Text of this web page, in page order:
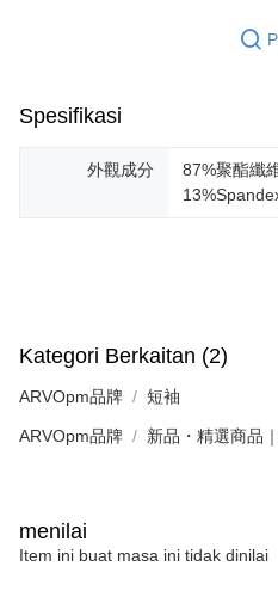
Spesifikasi
外觀成分
87%聚酯纖
Kategori Berkaitan (2)
ARVOpm品牌 短袖
ARVOpm品牌 新品・精選商品
menilai
Item ini buat masa ini tidak dinilai